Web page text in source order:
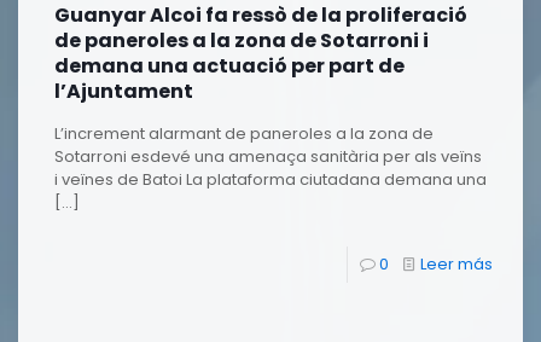
Guanyar Alcoi fa ressò de la proliferació
de paneroles a la zona de Sotarroni i
demana una actuació per part de
l’Ajuntament
L’increment alarmant de paneroles a la zona de
Sotarroni esdevé una amenaça sanitària per als veïns
i veïnes de Batoi La plataforma ciutadana demana una
[…]
0 Leer más